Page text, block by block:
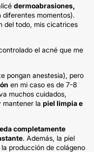
dermoabrasiones,
diferentes momentos).
del todo, mis cicatrices
el acné que me
pongan anestesia), pero
en mi caso es de 7-8
muchos cuidados,
mantener la piel limpia e
completamente
. Además, la piel
producción de colágeno